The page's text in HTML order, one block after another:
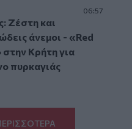
06:57
Ζέστη και
άνεμοι - «Red
στην Κρήτη για
πυρκαγιάς